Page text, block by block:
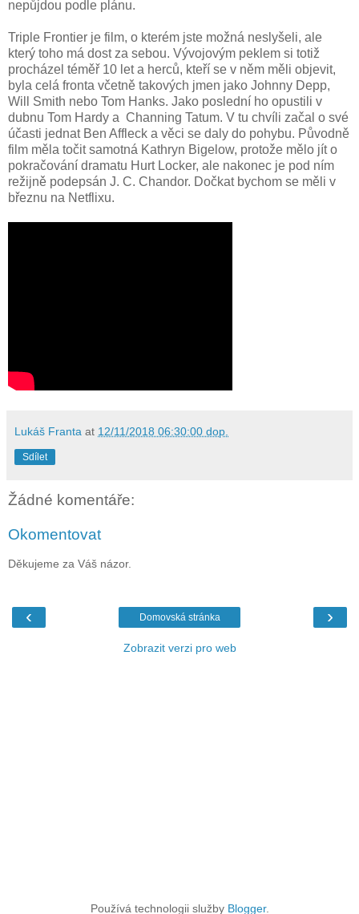
nepůjdou podle plánu.
Triple Frontier je film, o kterém jste možná neslyšeli, ale
který toho má dost za sebou. Vývojovým peklem si totiž
procházel téměř 10 let a herců, kteří se v něm měli objevit,
byla celá fronta včetně takových jmen jako Johnny Depp,
Will Smith nebo Tom Hanks. Jako poslední ho opustili v
dubnu Tom Hardy a Channing Tatum. V tu chvíli začal o své
účasti jednat Ben Affleck a věci se daly do pohybu. Původně
film měla točit samotná Kathryn Bigelow, protože mělo jít o
pokračování dramatu Hurt Locker, ale nakonec je pod ním
režijně podepsán J. C. Chandor. Dočkat bychom se měli v
březnu na Netflixu.
Lukáš Franta at 12/11/2018 06:30:00 dop.
Sdílet
Žádné komentáře:
Okomentovat
Děkujeme za Váš názor.
‹ ›
Domovská stránka
Zobrazit verzi pro web
Používá technologii služby Blogger.